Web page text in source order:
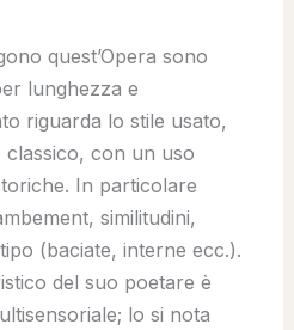
quest’Opera sono
lunghezza e
riguarda lo stile usato,
classico, con un uso
In particolare
similitudini,
(baciate, interne ecc.).
del suo poetare è
lo si nota